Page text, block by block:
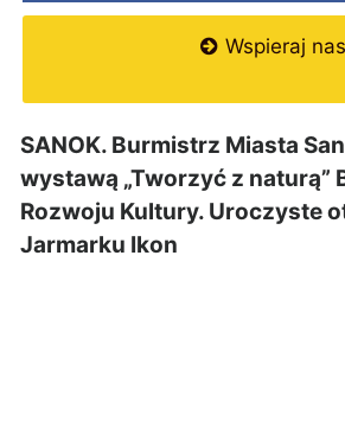
Wspieraj
SANOK. Burmistrz Miasta
wystawą „Tworzyć z naturą”
Rozwoju Kultury. Uroczyste
Jarmarku Ikon